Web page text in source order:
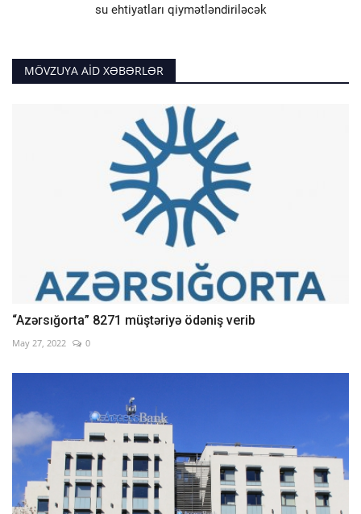
su ehtiyatları qiymətləndiriləcək
MÖVZUYA AID XƏBƏRLƏR
“Azərsığorta” 8271 müştəriyə ödəniş verib
May 27, 2022 0